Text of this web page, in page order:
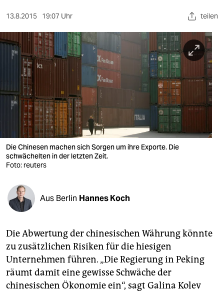
sport
berlin
nord
wahrheit
verlag
verlag
shop
fragen & hilfe
unterstützen
abo
genossenschaft
13.8.2015 19:07 Uhr teilen
Die Chinesen machen sich Sorgen um ihre Exporte. Die
schwächelten in der letzten Zeit.
Foto: reuters
Aus Berlin Hannes Koch
Die Abwertung der chinesischen Währung könnte
zu zusätzlichen Risiken für die hiesigen
Unternehmen führen. „Die Regierung in Peking
räumt damit eine gewisse Schwäche der
chinesischen Ökonomie ein“, sagt Galina Kolev